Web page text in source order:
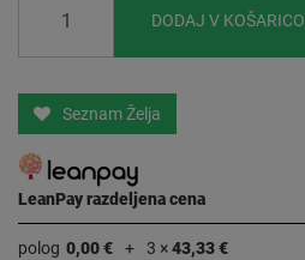
DODAJ V KOŠARICO
Seznam Želja
LeanPay razdeljena cena
polog 0,00 € 3 ×43,33 €